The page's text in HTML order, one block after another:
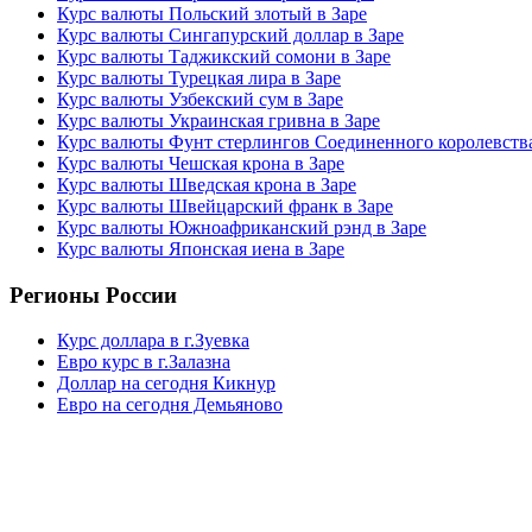
Курс валюты Польский злотый в Заре
Курс валюты Сингапурский доллар в Заре
Курс валюты Таджикский сомони в Заре
Курс валюты Турецкая лира в Заре
Курс валюты Узбекский сум в Заре
Курс валюты Украинская гривна в Заре
Курс валюты Фунт стерлингов Соединенного
Курс валюты Чешская крона в Заре
Курс валюты Шведская крона в Заре
Курс валюты Швейцарский франк в Заре
Курс валюты Южноафриканский рэнд в Заре
Курс валюты Японская иена в Заре
Регионы России
Курс доллара в г.Зуевка
Евро курс в г.Залазна
Доллар на сегодня Кикнур
Евро на сегодня Демьяново